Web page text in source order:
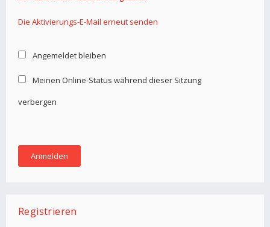
Die Aktivierungs-E-Mail erneut senden
Angemeldet bleiben
Meinen Online-Status während dieser Sitzung
verbergen
Registrieren